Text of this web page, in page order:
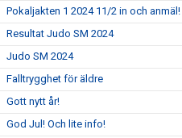
Pokaljakten 1 2024 11/2 in och anmäl!
Resultat Judo SM 2024
Judo SM 2024
Falltrygghet för äldre
Gott nytt år!
God Jul! Och lite info!